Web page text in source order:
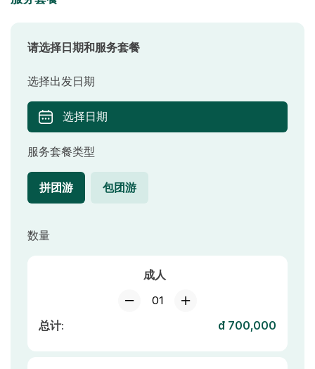
请选择日期和服务套餐
选择出发日期
选择日期
服务套餐类型
拼团游 包团游
数量
成人
01
总计:
đ 700,000